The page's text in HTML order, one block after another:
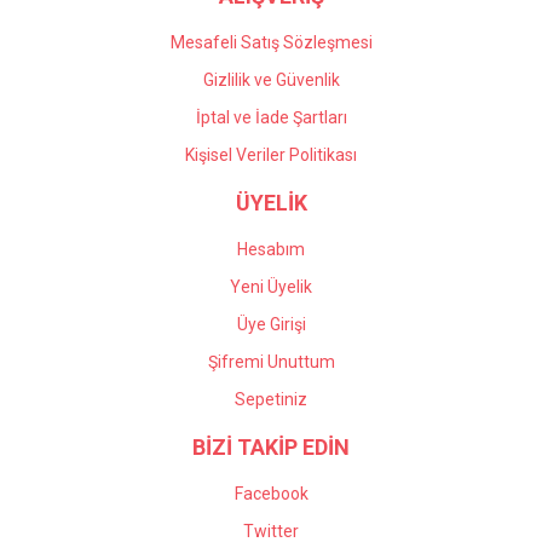
Mesafeli Satış Sözleşmesi
Gizlilik ve Güvenlik
İptal ve İade Şartları
Kişisel Veriler Politikası
ÜYELİK
Hesabım
Yeni Üyelik
Üye Girişi
Şifremi Unuttum
Sepetiniz
BİZİ TAKİP EDİN
Facebook
Twitter